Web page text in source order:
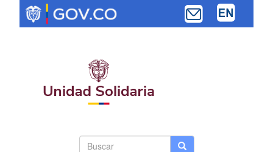
contenido
Buscar Buscar